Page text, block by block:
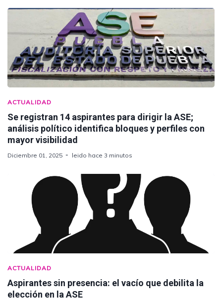
ACTUALIDAD
Se registran 14 aspirantes para dirigir la ASE;
análisis político identifica bloques y perfiles con
mayor visibilidad
Diciembre 01, 2025 leido hace 3 minutos
ACTUALIDAD
Aspirantes sin presencia: el vacío que debilita la
elección en la ASE